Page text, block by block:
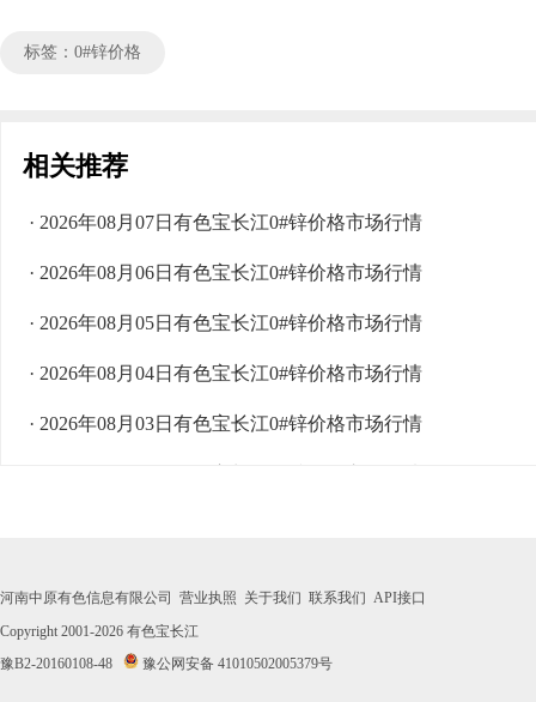
标签：0#锌价格
相关推荐
· 2026年08月07日有色宝长江0#锌价格市场行情
· 2026年08月06日有色宝长江0#锌价格市场行情
· 2026年08月05日有色宝长江0#锌价格市场行情
· 2026年08月04日有色宝长江0#锌价格市场行情
· 2026年08月03日有色宝长江0#锌价格市场行情
· 2026年07月28日有色宝长江0#锌价格市场行情
· 2026年07月27日有色宝长江0#锌价格市场行情
河南中原有色信息有限公司 营业执照 关于我们 联系我们 API接口
Copyright 2001-2026 有色宝长江
豫B2-20160108-48
豫公网安备 41010502005379号